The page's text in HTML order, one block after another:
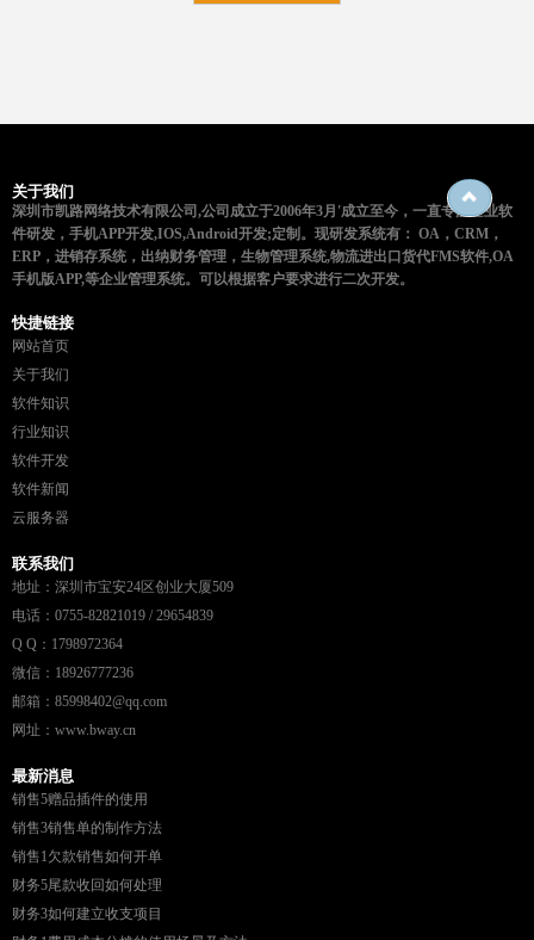
关于我们
深圳市凯路网络技术有限公司,公司成立于2006年3月'成立至今，一直专注企业软
件研发，手机APP开发,IOS,Android开发;定制。现研发系统有： OA，CRM，
ERP，进销存系统，出纳财务管理，生物管理系统,物流进出口货代FMS软件,OA
手机版APP,等企业管理系统。可以根据客户要求进行二次开发。
快捷链接
网站首页
关于我们
软件知识
行业知识
软件开发
软件新闻
云服务器
联系我们
地址：深圳市宝安24区创业大厦509
电话：0755-82821019 / 29654839
Q Q：1798972364
微信：18926777236
邮箱：85998402@qq.com
网址：www.bway.cn
最新消息
销售5赠品插件的使用
销售3销售单的制作方法
销售1欠款销售如何开单
财务5尾款收回如何处理
财务3如何建立收支项目